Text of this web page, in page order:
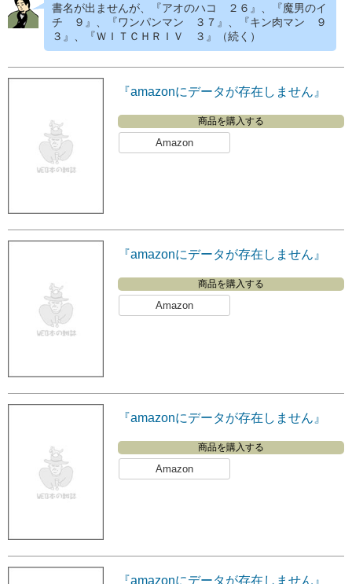
書名が出ませんが、『アオのハコ ２６』、『魔男のイ
チ ９』、『ワンパンマン ３７』、『キン肉マン ９
３』、『ＷＩＴＣＨＲＩＶ ３』（続く）
『amazonにデータが存在しません』
商品を購入する
Amazon
『amazonにデータが存在しません』
商品を購入する
Amazon
『amazonにデータが存在しません』
商品を購入する
Amazon
『amazonにデータが存在しません』